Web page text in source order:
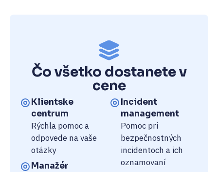
Čo všetko dostanete v
cene
Klientske
centrum
Rýchla pomoc a
odpovede na vaše
otázky
Manažér
Incident
management
Pomoc pri
bezpečnostných
incidentoch a ich
oznamovaní